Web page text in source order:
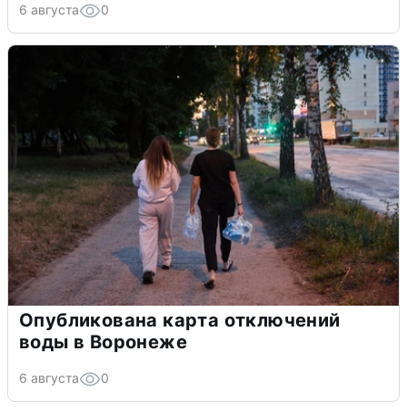
6 августа 0
Опубликована карта отключений
воды в Воронеже
6 августа 0